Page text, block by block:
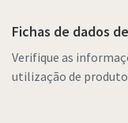
Fichas de dados
Verifique as
utilização de